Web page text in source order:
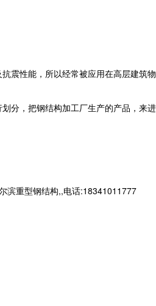
震性能，所以经常被应用在高层建筑物
分，把钢结构加工厂生产的产品，来进
滨重型钢结构,,电话:18341011777